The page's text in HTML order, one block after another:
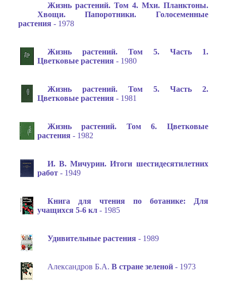
Жизнь растений. Том 4. Мхи. Планктоны.
Хвощи. Папоротники. Голосеменные
растения- 1978
Жизнь растений. Том 5. Часть 1.
Цветковые растения- 1980
Жизнь растений. Том 5. Часть 2.
Цветковые растения- 1981
Жизнь растений. Том 6. Цветковые
растения- 1982
И. В. Мичурин. Итоги шестидесятилетних
работ - 1949
Книга для чтения по ботанике: Для
учащихся 5-6 кл- 1985
Удивительные растения- 1989
Александров Б.А. В стране зеленой- 1973